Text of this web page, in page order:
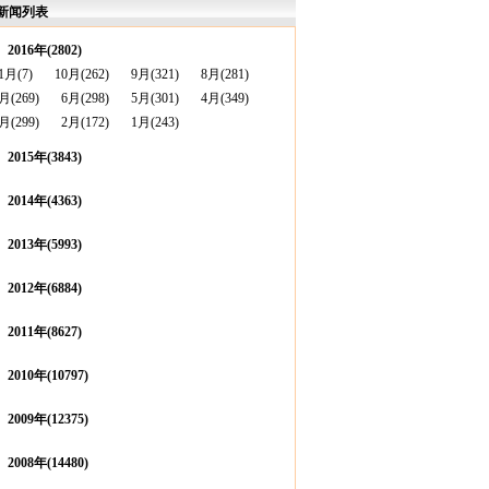
闻列表
2016年(2802)
月(7)
10月(262) 9月(321)
8月(281)
(269)
6月(298) 5月(301)
4月(349)
(299)
2月(172) 1月(243)
2015年(3843)
2014年(4363)
2013年(5993)
2012年(6884)
2011年(8627)
2010年(10797)
2009年(12375)
2008年(14480)